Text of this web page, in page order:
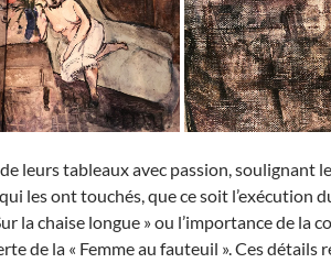
leurs tableaux avec passion, soulignant
les ont touchés, que ce soit l’exécution
la chaise longue » ou l’importance de la
de la « Femme au fauteuil ». Ces détails